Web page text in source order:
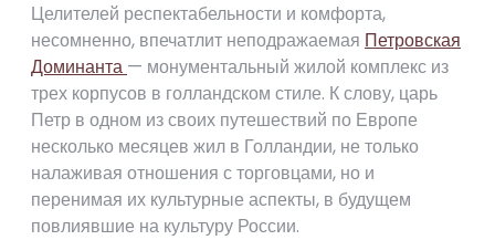
Целителей респектабельности и комфорта,
несомненно, впечатлит неподражаемая Петровская
Доминанта — монументальный жилой комплекс из
трех корпусов в голландском стиле. К слову, царь
Петр в одном из своих путешествий по Европе
несколько месяцев жил в Голландии, не только
налаживая отношения с торговцами, но и
перенимая их культурные аспекты, в будущем
повлиявшие на культуру России.